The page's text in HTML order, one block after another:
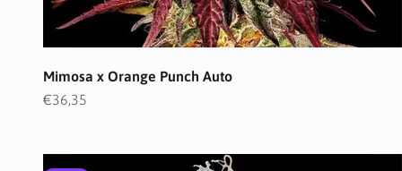
Mimosa x Orange Punch Auto
Angebot
€36,35